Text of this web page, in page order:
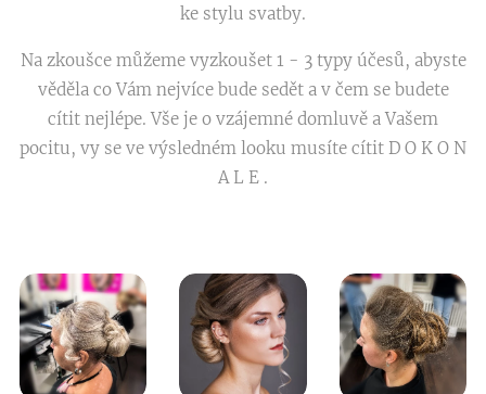
ke stylu svatby.
Na zkoušce můžeme vyzkoušet 1 - 3 typy účesů, abyste
věděla co Vám nejvíce bude sedět a v čem se budete
cítit nejlépe. Vše je o vzájemné domluvě a Vašem
pocitu, vy se ve výsledném looku musíte cítit D O K O N
A L E .